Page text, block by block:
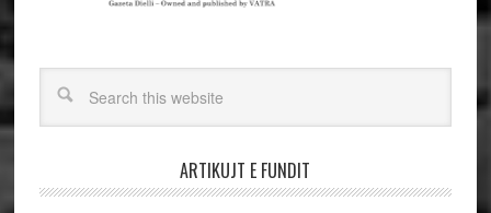
ARTIKUJT E FUNDIT